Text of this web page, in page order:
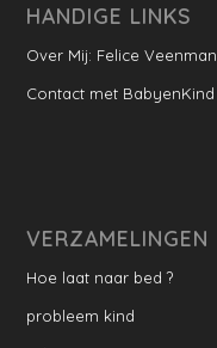
HANDIGE LINKS
Over Mij: Felice Veenman
Contact met BabyenKind
VERZAMELINGEN
Hoe laat naar bed ?
probleem kind